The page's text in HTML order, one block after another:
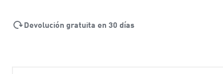
Devolución gratuita en 30 días